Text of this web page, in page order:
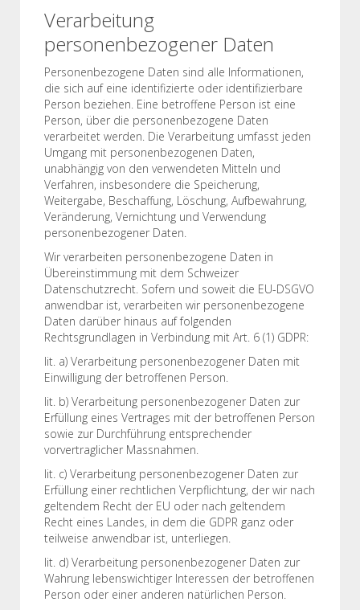
Verarbeitung
personenbezogener Daten
Personenbezogene Daten sind alle Informationen,
die sich auf eine identifizierte oder identifizierbare
Person beziehen. Eine betroffene Person ist eine
Person, über die personenbezogene Daten
verarbeitet werden. Die Verarbeitung umfasst jeden
Umgang mit personenbezogenen Daten,
unabhängig von den verwendeten Mitteln und
Verfahren, insbesondere die Speicherung,
Weitergabe, Beschaffung, Löschung, Aufbewahrung,
Veränderung, Vernichtung und Verwendung
personenbezogener Daten.
Wir verarbeiten personenbezogene Daten in
Übereinstimmung mit dem Schweizer
Datenschutzrecht. Sofern und soweit die EU-DSGVO
anwendbar ist, verarbeiten wir personenbezogene
Daten darüber hinaus auf folgenden
Rechtsgrundlagen in Verbindung mit Art. 6 (1) GDPR:
lit. a) Verarbeitung personenbezogener Daten mit
Einwilligung der betroffenen Person.
lit. b) Verarbeitung personenbezogener Daten zur
Erfüllung eines Vertrages mit der betroffenen Person
sowie zur Durchführung entsprechender
vorvertraglicher Massnahmen.
lit. c) Verarbeitung personenbezogener Daten zur
Erfüllung einer rechtlichen Verpflichtung, der wir nach
geltendem Recht der EU oder nach geltendem
Recht eines Landes, in dem die GDPR ganz oder
teilweise anwendbar ist, unterliegen.
lit. d) Verarbeitung personenbezogener Daten zur
Wahrung lebenswichtiger Interessen der betroffenen
Person oder einer anderen natürlichen Person.